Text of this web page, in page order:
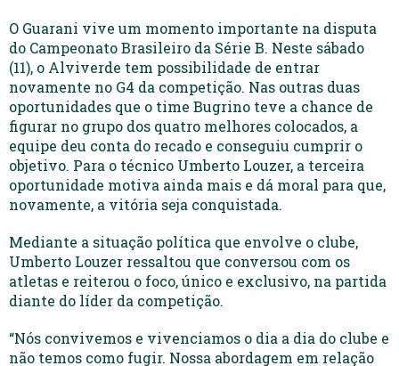
O Guarani vive um momento importante na disputa
do Campeonato Brasileiro da Série B. Neste sábado
(11), o Alviverde tem possibilidade de entrar
novamente no G4 da competição. Nas outras duas
oportunidades que o time Bugrino teve a chance de
figurar no grupo dos quatro melhores colocados, a
equipe deu conta do recado e conseguiu cumprir o
objetivo. Para o técnico Umberto Louzer, a terceira
oportunidade motiva ainda mais e dá moral para que,
novamente, a vitória seja conquistada.
Mediante a situação política que envolve o clube,
Umberto Louzer ressaltou que conversou com os
atletas e reiterou o foco, único e exclusivo, na partida
diante do líder da competição.
“Nós convivemos e vivenciamos o dia a dia do clube e
não temos como fugir. Nossa abordagem em relação